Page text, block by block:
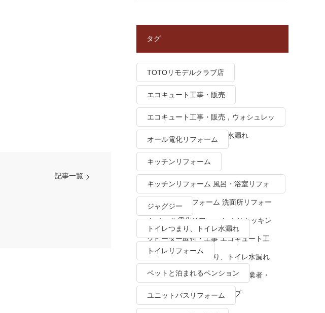
記事一覧
タグ
TOTOリモデルクラブ店
エコキュート工事・販売
エコキュート工事・販売，ウォシュレッ
ト トイレつまり、トイレ水漏れ
オール電化リフォーム
キッチンリフォーム
キッチンリフォーム 風呂・浴室リフォ
ーム トイレリフォーム 洗面所リフォー
ム オール電化リフォーム ＩＨクッキン
グヒーター取付・工事 エコキュート工
事・販売 トイレつまり、トイレ水漏れ
水栓金具修理・交換 リフォーム業者・
会社 ＴＯＴＯリモデルクラブ
ジャグジー
トイレつまり、トイレ水漏れ
トイレリフォーム
ペットと泊まれるペンション
ユニットバスリフォーム